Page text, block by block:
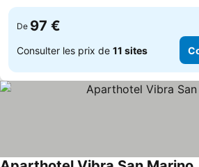
De 97 €
Consulter les prix de 11 sites